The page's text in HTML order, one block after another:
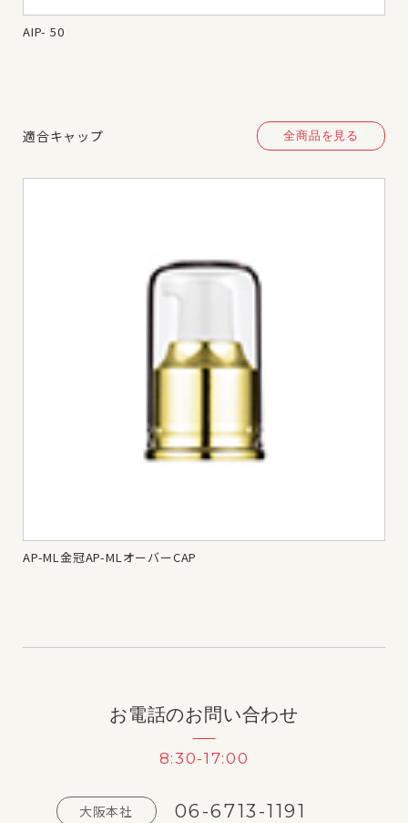
AIP- 50
適合キャップ 全商品を見る
AP-ML金冠AP-MLオーバーCAP
お電話のお問い合わせ
8:30-17:00
大阪本社 06-6713-1191